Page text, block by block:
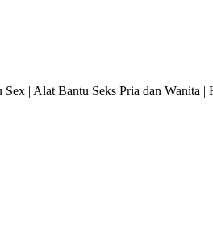
| Alat Bantu Seks Pria dan Wanita